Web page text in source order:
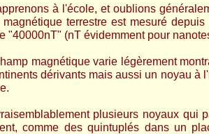
à l'école, et oublions
magnétique terrestre est mesuré
"40000nT" (nT évidemment pour
magnétique varie légèrement
dérivants mais aussi un noyau à
plusieurs noyaux qui
comme des quintuplés dans un